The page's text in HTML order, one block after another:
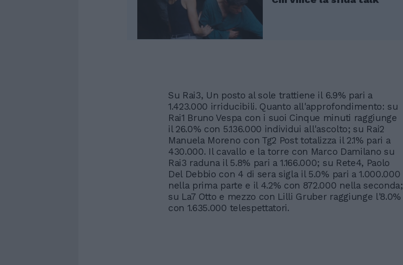
Su Rai3, Un posto al sole trattiene il 6.9% pari a
1.423.000 irriducibili. Quanto all'approfondimento: su
Rai1 Bruno Vespa con i suoi Cinque minuti raggiunge
il 26.0% con 5.136.000 individui all'ascolto; su Rai2
Manuela Moreno con Tg2 Post totalizza il 2.1% pari a
430.000. Il cavallo e la torre con Marco Damilano su
Rai3 raduna il 5.8% pari a 1.166.000; su Rete4, Paolo
Del Debbio con 4 di sera sigla il 5.0% pari a 1.000.000
nella prima parte e il 4.2% con 872.000 nella seconda;
su La7 Otto e mezzo con Lilli Gruber raggiunge l'8.0%
con 1.635.000 telespettatori.